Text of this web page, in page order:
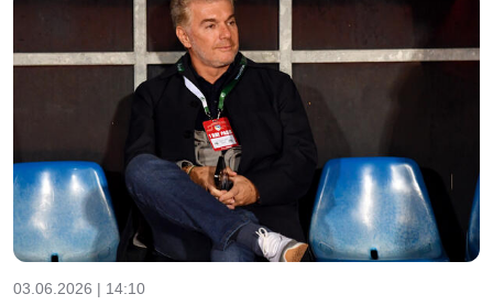
03.06.2026 | 14:10